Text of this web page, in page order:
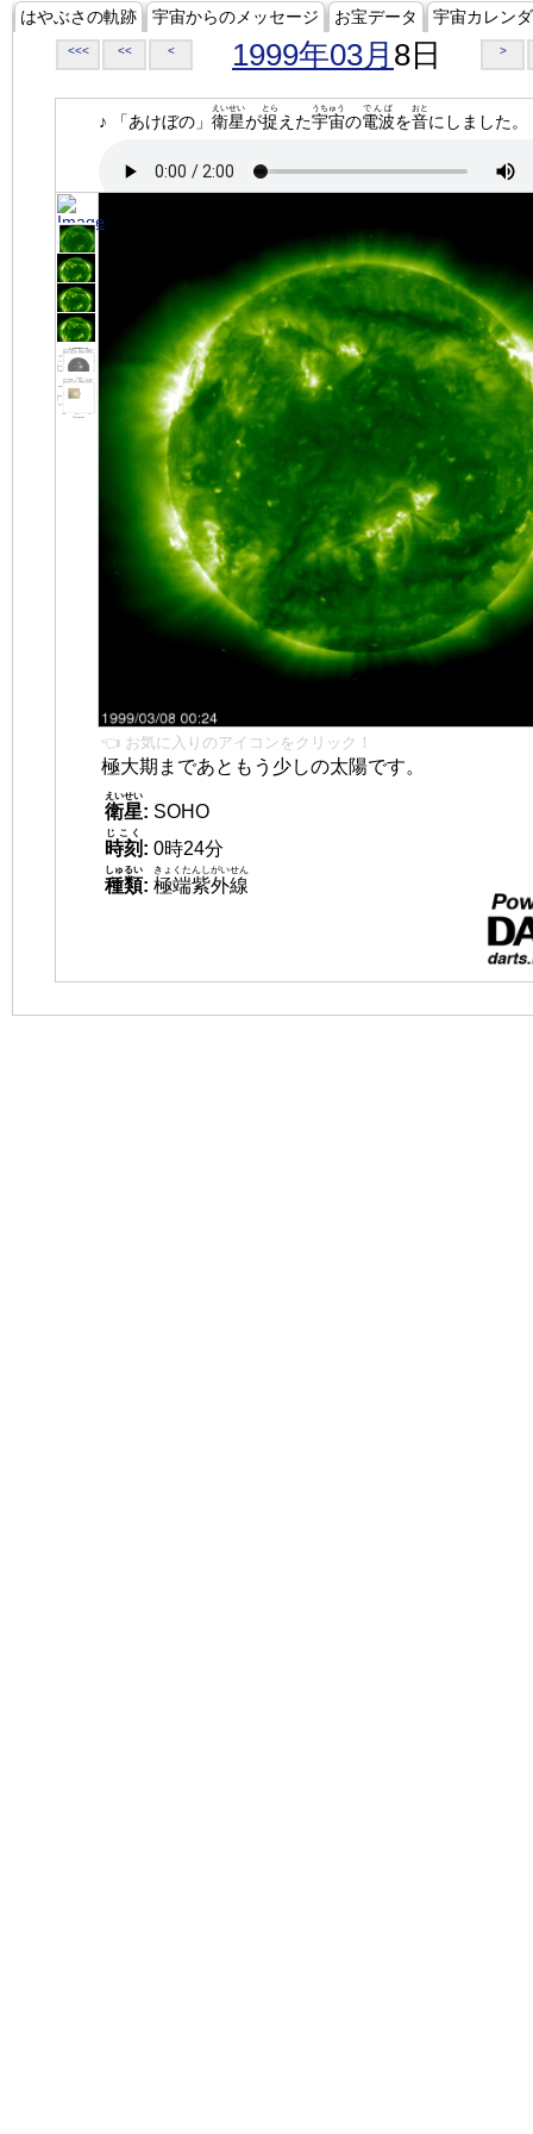
はやぶさの軌跡 宇宙からのメッセージ お宝データ 宇宙カレン
<<< << < 1999年03月 8日 >
♪ 「あけぼの」 衛星
えいせい
が捉
とら
えた宇宙
うちゅう
の電波
でんぱ
を音
おと
にしました。
👈 お気に入りのアイコンをクリック！
極大期まであともう少しの太陽です。
衛星
えいせい
: SOHO
時刻
じこく
: 0時24分
種類
しゅるい
: 極端紫外線
きょくたんしがいせん